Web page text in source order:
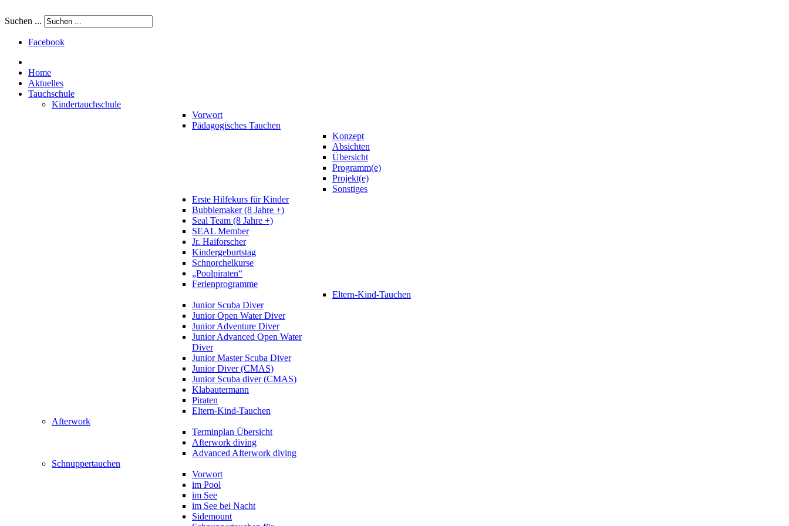
Suchen ...
Facebook
Home
Aktuelles
Tauchschule
Kindertauchschule
Vorwort
Pädagogisches Tauchen
Konzept
Absichten
Übersicht
Programm(e)
Projekt(e)
Sonstiges
Erste Hilfekurs für Kinder
Bubblemaker (8 Jahre +)
Seal Team (8 Jahre +)
SEAL Member
Jr. Haiforscher
Kindergeburtstag
Schnorchelkurse
„Poolpiraten“
Ferienprogramme
Eltern-Kind-Tauchen
Junior Scuba Diver
Junior Open Water Diver
Junior Adventure Diver
Junior Advanced Open Water
Diver
Junior Master Scuba Diver
Junior Diver (CMAS)
Junior Scuba diver (CMAS)
Klabautermann
Piraten
Eltern-Kind-Tauchen
Afterwork
Terminplan Übersicht
Afterwork diving
Advanced Afterwork diving
Schnuppertauchen
Vorwort
im Pool
im See
im See bei Nacht
Sidemount